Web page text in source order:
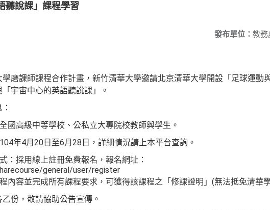
聽說課」課程學習
發布單位： 教務
師課程合作計畫，新竹清華大學邀請北京清華大學開設「足球運動
宇宙中心的英語聽說課」。
中等學校、公私立大專院校教師與學生。
20日至6月28日，詳細情況請上本平台查詢。
線上註冊免費報名，報名網址：
general/user/register
內容並完成所有課程要求，可獲得該課程之「修課證明」(無法抵免清華
，敬請協助公告宣傳。